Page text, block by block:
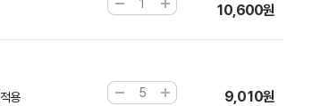
10,600원
용 9,010원